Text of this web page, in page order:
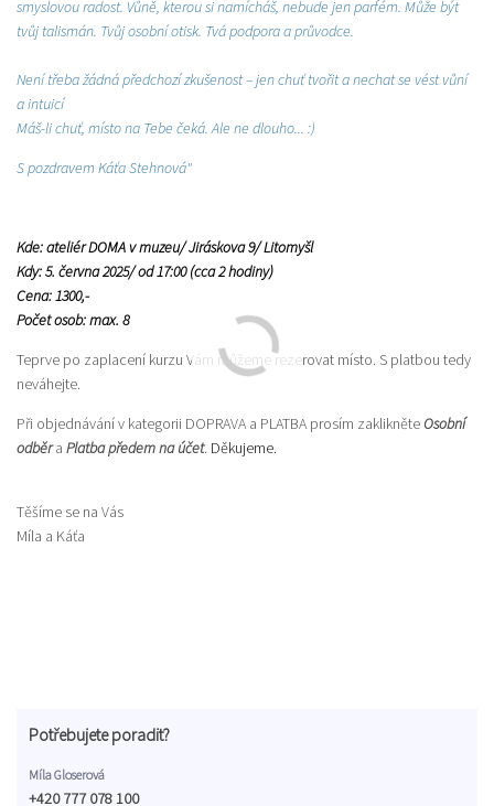
smyslovou radost. Vůně, kterou si namícháš, nebude jen parfém. Může být
tvůj talismán. Tvůj osobní otisk. Tvá podpora a průvodce.
Není třeba žádná předchozí zkušenost – jen chuť tvořit a nechat se vést vůní
a intuicí
Máš-li chuť, místo na Tebe čeká. Ale ne dlouho... :)
S pozdravem Káťa Stehnová"
Kde: ateliér DOMA v muzeu/ Jiráskova 9/ Litomyšl
Kdy: 5. června 2025/ od 17:00 (cca 2 hodiny)
Cena: 1300,-
Počet osob: max. 8
Teprve po zaplacení kurzu Vám můžeme rezerovat místo. S platbou tedy
neváhejte.
Při objednávání v kategorii DOPRAVA a PLATBA prosím zaklikněte Osobní
odběra Platba předem na účet. Děkujeme.
Těšíme se na Vás
Míla a Káťa
Potřebujete poradit?
Míla Gloserová
+420 777 078 100